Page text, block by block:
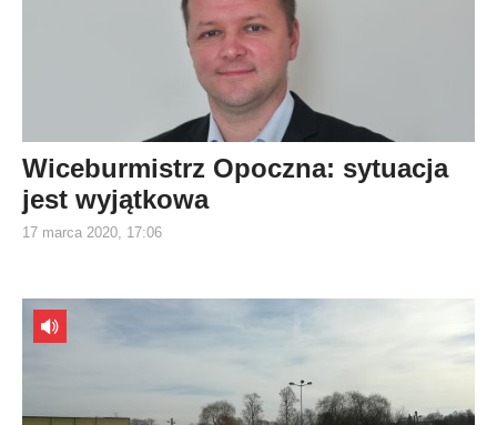
Wiceburmistrz Opoczna: sytuacja
jest wyjątkowa
17 marca 2020, 17:06